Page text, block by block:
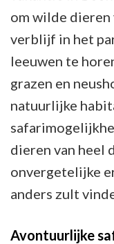
om wilde
verblijf in het
leeuwen te
grazen en
natuurlijke
dieren van heel
onvergetelijke
anders zult
Avontuurlijke